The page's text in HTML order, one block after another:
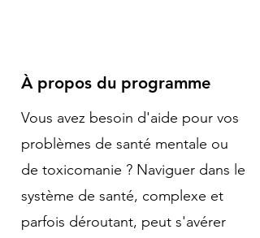
À propos du programme
Vous avez besoin d'aide pour vos
problèmes de santé mentale ou
de toxicomanie ? Naviguer dans le
système de santé, complexe et
parfois déroutant, peut s'avérer